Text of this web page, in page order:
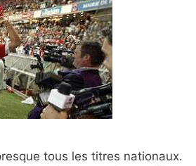
tous les titres nationaux.